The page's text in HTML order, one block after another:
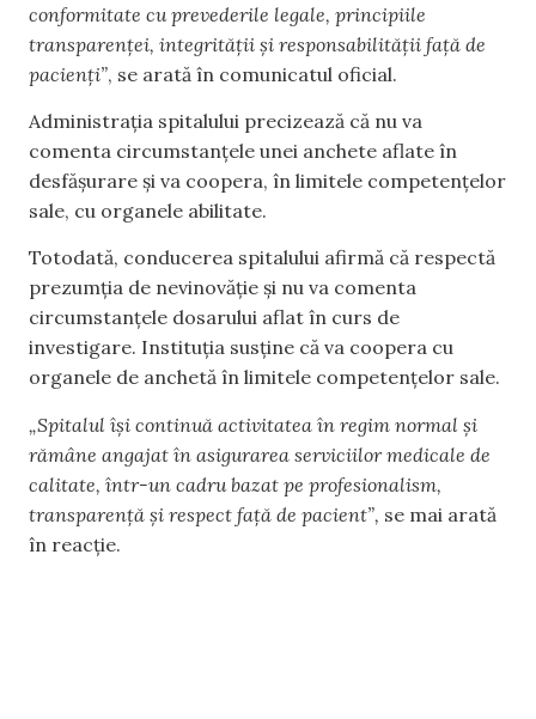
conformitate cu prevederile legale, principiile
transparenței, integrității și responsabilității față de
pacienți”, se arată în comunicatul oficial.
Administrația spitalului precizează că nu va
comenta circumstanțele unei anchete aflate în
desfășurare și va coopera, în limitele competențelor
sale, cu organele abilitate.
Totodată, conducerea spitalului afirmă că respectă
prezumția de nevinovăție și nu va comenta
circumstanțele dosarului aflat în curs de
investigare. Instituția susține că va coopera cu
organele de anchetă în limitele competențelor sale.
„Spitalul își continuă activitatea în regim normal și
rămâne angajat în asigurarea serviciilor medicale de
calitate, într-un cadru bazat pe profesionalism,
transparență și respect față de pacient”, se mai arată
în reacție.